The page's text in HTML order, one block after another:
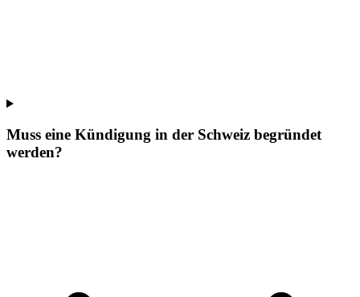
Muss eine Kündigung in der Schweiz begründet
werden?